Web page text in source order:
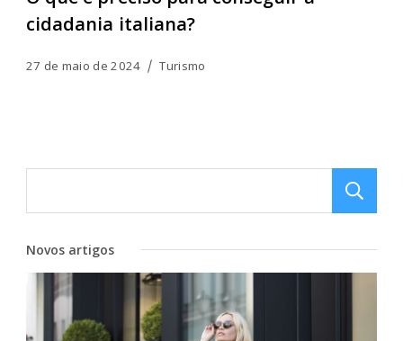
cidadania italiana?
27 de maio de 2024 Turismo
Novos artigos